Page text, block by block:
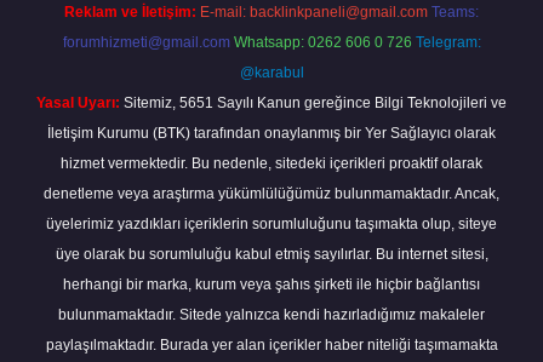
Reklam ve İletişim: E-mail: backlinkpaneli@gmail.com Teams:
forumhizmeti@gmail.com Whatsapp: 0262 606 0 726 Telegram:
@karabul
Yasal Uyarı: Sitemiz, 5651 Sayılı Kanun gereğince Bilgi Teknolojileri ve
İletişim Kurumu (BTK) tarafından onaylanmış bir Yer Sağlayıcı olarak
hizmet vermektedir. Bu nedenle, sitedeki içerikleri proaktif olarak
denetleme veya araştırma yükümlülüğümüz bulunmamaktadır. Ancak,
üyelerimiz yazdıkları içeriklerin sorumluluğunu taşımakta olup, siteye
üye olarak bu sorumluluğu kabul etmiş sayılırlar. Bu internet sitesi,
herhangi bir marka, kurum veya şahıs şirketi ile hiçbir bağlantısı
bulunmamaktadır. Sitede yalnızca kendi hazırladığımız makaleler
paylaşılmaktadır. Burada yer alan içerikler haber niteliği taşımamakta